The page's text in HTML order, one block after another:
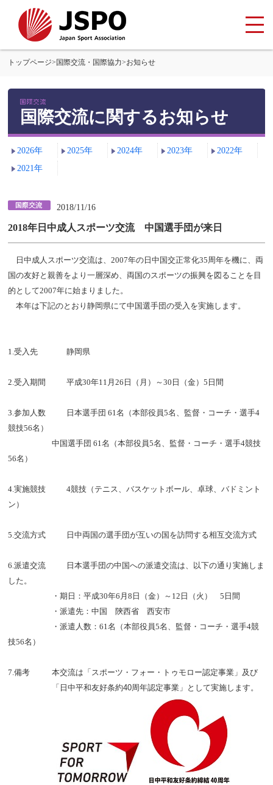
トップページ> 国際交流・国際協力>お知らせ
国際交流に関するお知らせ
2026年 2025年 2024年 2023年
2022年
2021年
2018/11/16
2018年日中成人スポーツ交流 中国選手団が来日
日中成人スポーツ交流は、2007年の日中国交正常化35周年を機に、両
国の友好と親善をより一層深め、両国のスポーツの振興を図ることを目
的として2007年に始まりました。
本年は下記のとおり静岡県にて中国選手団の受入を実施します。
1.受入先 静岡県
2.受入期間 平成30年11月26日（月）～30日（金）5日間
3.参加人数
日本選手団 61名（本部役員5名、監督・コーチ・選手4
競技56名）
中国選手団 61名（本部役員5名、監督・コーチ・選手4競技
56名）
4.実施競技
4競技（テニス、バスケットボール、卓球、バドミント
ン）
5.交流方式 日中両国の選手団が互いの国を訪問する相互交流方式
6.派遣交流
日本選手団の中国への派遣交流は、以下の通り実施しま
した。
・期日：平成30年6月8日（金）～12日（火） 5日間
・派遣先：中国 陝西省 西安市
・派遣人数：61名（本部役員5名、監督・コーチ・選手4競
技56名）
7.備考
本交流は「スポーツ・フォー・トゥモロー認定事業」及び
「 日中平和友好条約40周年認定事業 」として実施します。